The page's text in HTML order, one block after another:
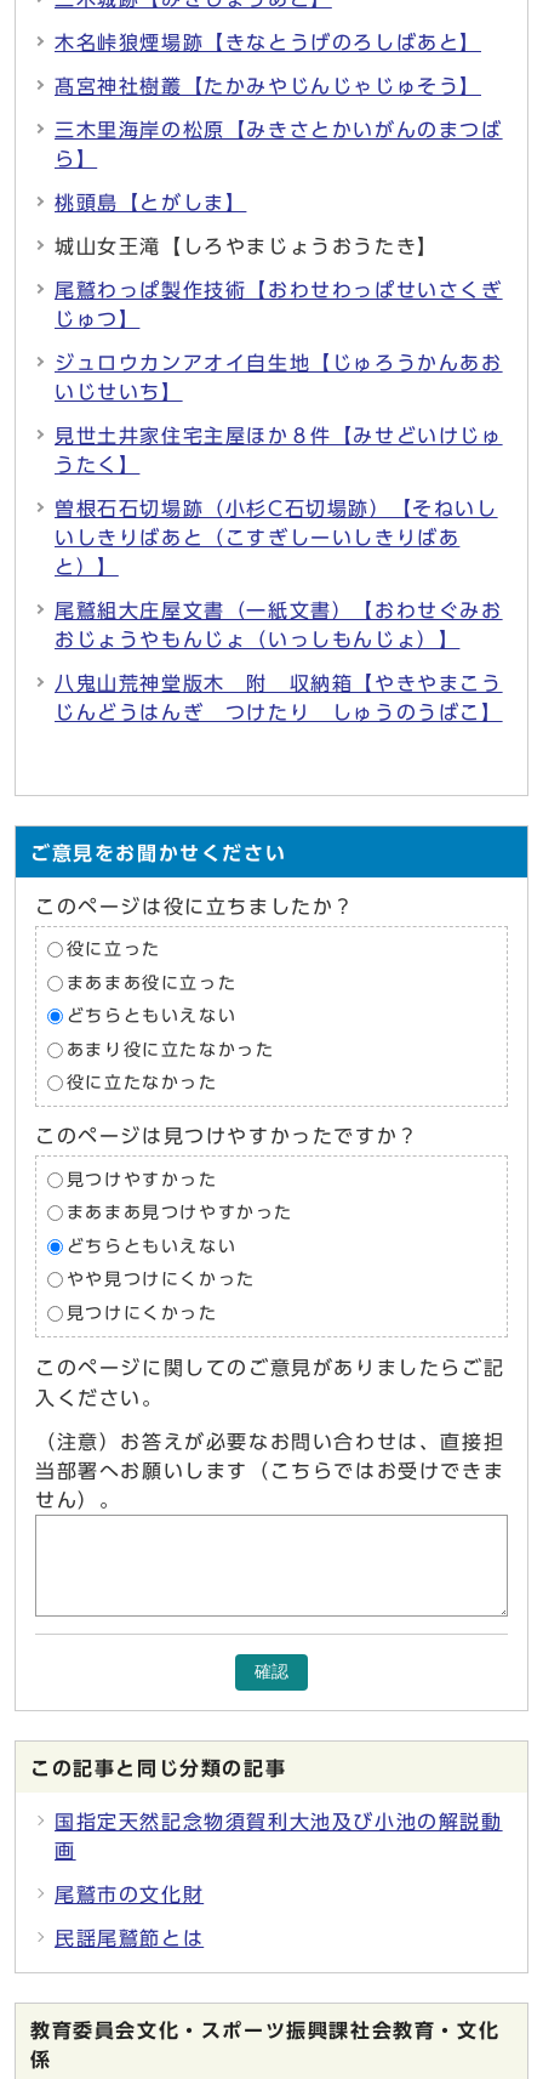
木名峠狼煙場跡【きなとうげのろしばあと】
髙宮神社樹叢【たかみやじんじゃじゅそう】
三木里海岸の松原【みきさとかいがんのまつば
ら】
桃頭島【とがしま】
城山女王滝【しろやまじょうおうたき】
尾鷲わっぱ製作技術【おわせわっぱせいさくぎ
じゅつ】
ジュロウカンアオイ自生地【じゅろうかんあお
いじせいち】
見世土井家住宅主屋ほか８件【みせどいけじゅ
うたく】
曽根石石切場跡（小杉C石切場跡）【そねいし
いしきりばあと（こすぎしーいしきりばあ
と）】
尾鷲組大庄屋文書（一紙文書）【おわせぐみお
おじょうやもんじょ（いっしもんじょ）】
八鬼山荒神堂版木 附 収納箱【やきやまこう
じんどうはんぎ つけたり しゅうのうばこ】
ご意見をお聞かせください
このページは役に立ちましたか？
役に立った
まあまあ役に立った
どちらともいえない
あまり役に立たなかった
役に立たなかった
このページは見つけやすかったですか？
見つけやすかった
まあまあ見つけやすかった
どちらともいえない
やや見つけにくかった
見つけにくかった
このページに関してのご意見がありましたらご記
入ください。
（注意）お答えが必要なお問い合わせは、直接担
当部署へお願いします（こちらではお受けできま
せん）。
確認
この記事と同じ分類の記事
国指定天然記念物須賀利大池及び小池の解説動
画
尾鷲市の文化財
民謡尾鷲節とは
教育委員会文化・スポーツ振興課社会教育・文化
係